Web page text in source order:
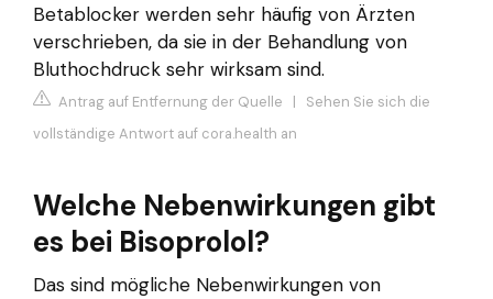
Betablocker werden sehr häufig von Ärzten
verschrieben, da sie in der Behandlung von
Bluthochdruck sehr wirksam sind.
Antrag auf Entfernung der Quelle | Sehen Sie sich die
vollständige Antwort auf cora.health an
Welche Nebenwirkungen gibt
es bei Bisoprolol?
Das sind mögliche Nebenwirkungen von